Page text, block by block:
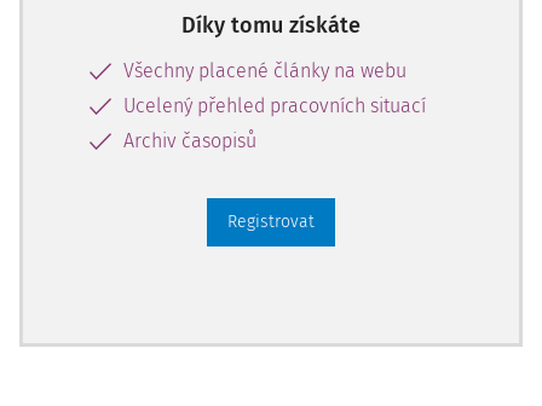
Díky tomu získáte
Všechny placené články na webu
Ucelený přehled pracovních situací
Archiv časopisů
Registrovat